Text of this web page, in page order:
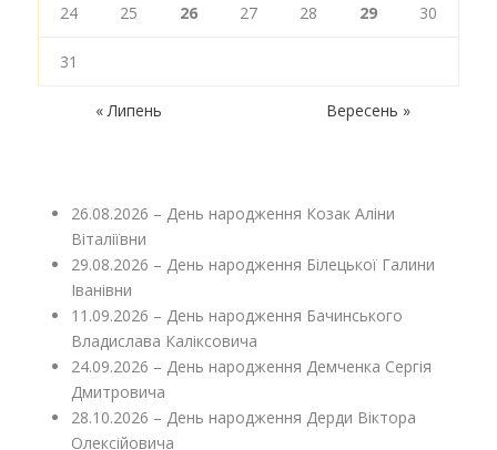
24 25 26 27 28 29 30
31
« Липень Вересень »
26.08.2026 – День народження Козак Аліни
Віталіївни
29.08.2026 – День народження Білецької Галини
Іванівни
11.09.2026 – День народження Бачинського
Владислава Каліксовича
24.09.2026 – День народження Демченка Сергія
Дмитровича
28.10.2026 – День народження Дерди Віктора
Олексійовича